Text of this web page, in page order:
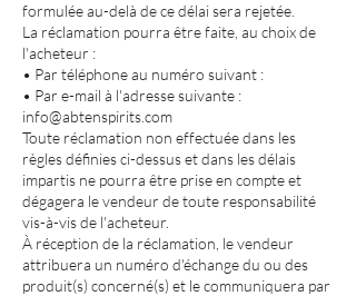
formulée au-delà de ce délai sera rejetée.
La réclamation pourra être faite, au choix de
l'acheteur :
• Par téléphone au numéro suivant :
• Par e-mail à l'adresse suivante :
info@abtenspirits.com
Toute réclamation non effectuée dans les
règles définies ci-dessus et dans les délais
impartis ne pourra être prise en compte et
dégagera le vendeur de toute responsabilité
vis-à-vis de l'acheteur.
À réception de la réclamation, le vendeur
attribuera un numéro d'échange du ou des
produit(s) concerné(s) et le communiquera par